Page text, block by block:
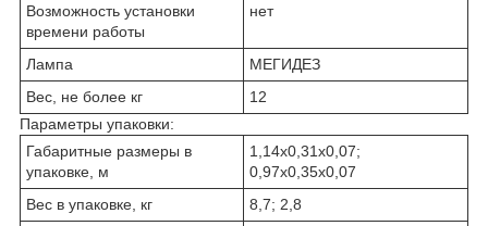
Возможность установки
времени работы
нет
Лампа
МЕГИДЕЗ
Вес, не более кг
12
Параметры упаковки:
Габаритные размеры в
упаковке, м
1,14x0,31x0,07;
0,97x0,35x0,07
Вес в упаковке, кг
8,7; 2,8